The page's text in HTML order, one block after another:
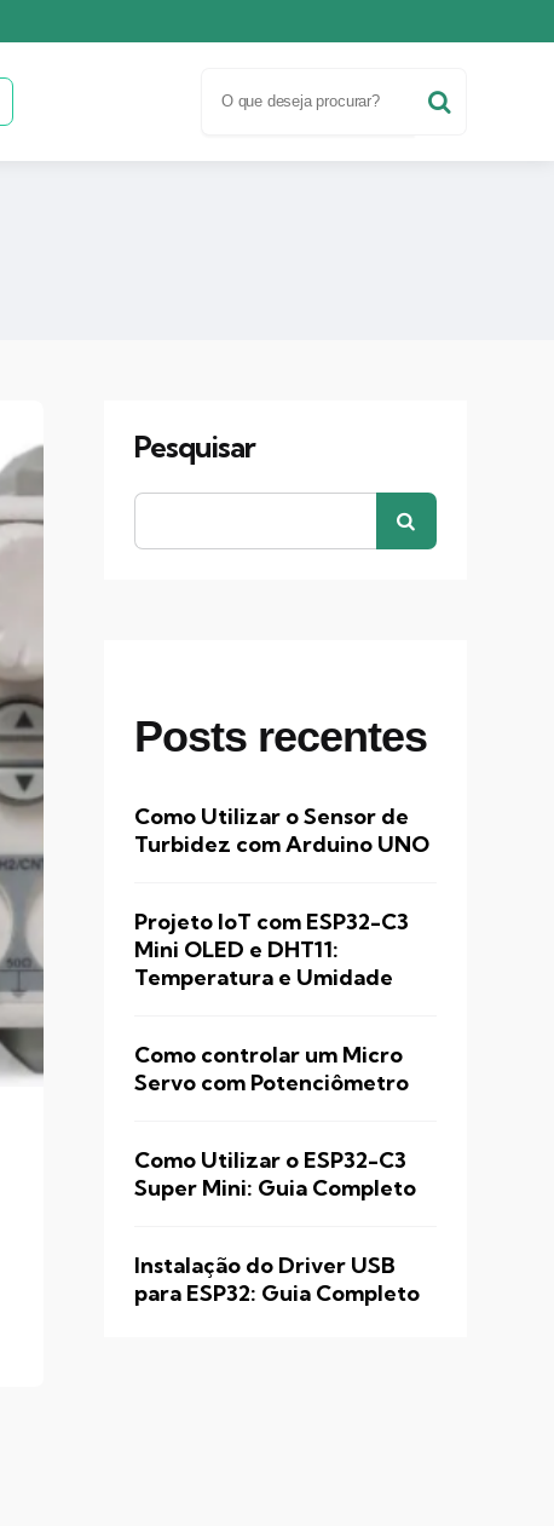
por:
Pesquisar
Posts recentes
Como Utilizar o Sensor de
Turbidez com Arduino UNO
Projeto IoT com ESP32-C3
Mini OLED e DHT11:
Temperatura e Umidade
Como controlar um Micro
Servo com Potenciômetro
Como Utilizar o ESP32-C3
Super Mini: Guia Completo
Instalação do Driver USB
para ESP32: Guia Completo